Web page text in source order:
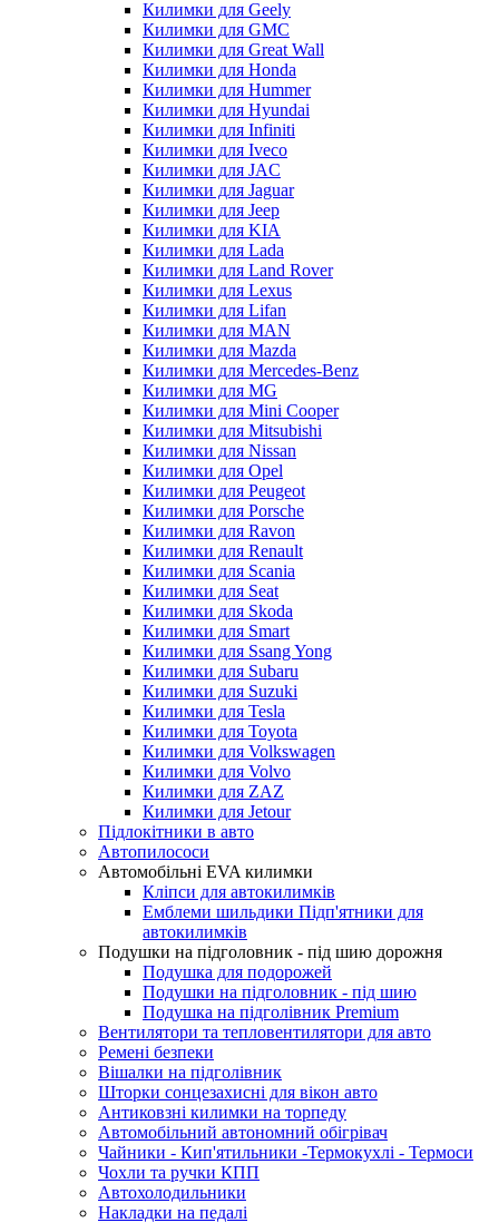
Килимки для Geely
Килимки для GMC
Килимки для Great Wall
Килимки для Honda
Килимки для Hummer
Килимки для Hyundai
Килимки для Infiniti
Килимки для Iveco
Килимки для JAC
Килимки для Jaguar
Килимки для Jeep
Килимки для KIA
Килимки для Lada
Килимки для Land Rover
Килимки для Lexus
Килимки для Lifan
Килимки для MAN
Килимки для Mazda
Килимки для Mercedes-Benz
Килимки для MG
Килимки для Mini Cooper
Килимки для Mitsubishi
Килимки для Nissan
Килимки для Opel
Килимки для Peugeot
Килимки для Porsche
Килимки для Ravon
Килимки для Renault
Килимки для Scania
Килимки для Seat
Килимки для Skoda
Килимки для Smart
Килимки для Ssang Yong
Килимки для Subaru
Килимки для Suzuki
Килимки для Tesla
Килимки для Toyota
Килимки для Volkswagen
Килимки для Volvo
Килимки для ZAZ
Килимки для Jetour
Підлокітники в авто
Автопилососи
Автомобільні EVA килимки
Кліпси для автокилимків
Емблеми шильдики Підп'ятники для
автокилимків
Подушки на підголовник - під шию дорожня
Подушка для подорожей
Подушки на підголовник - під шию
Подушка на підголівник Premium
Вентилятори та тепловентилятори для авто
Ремені безпеки
Вішалки на підголівник
Шторки сонцезахисні для вікон авто
Антиковзні килимки на торпеду
Автомобільний автономний обігрівач
Чайники - Кип'ятильники -Термокухлі - Термоси
Чохли та ручки КПП
Автохолодильники
Накладки на педалі